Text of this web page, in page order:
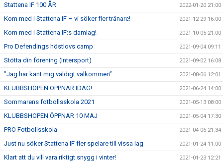
Stattena IF 100 ÅR 2022-01-20 21:00
Kom med i Stattena IF – vi söker fler tränare! 2021-12-29 16:00
Kom med i Stattena IF:s damlag! 2021-10-05 21:00
Pro Defendings höstlovs camp 2021-09-04 09:11
Stötta din förening (Intersport) 2021-09-02 16:08
”Jag har känt mig väldigt välkommen” 2021-08-06 12:01
KLUBBSHOPEN ÖPPNAR IDAG! 2021-06-24 14:00
Sommarens fotbollsskola 2021 2021-05-13 08:00
KLUBBSHOPEN ÖPPNAR 10 MAJ 2021-05-04 17:30
PRO Fotbollsskola 2021-04-06 21:34
Just nu söker Stattena IF fler spelare till vissa lag 2021-01-24 11:00
Klart att du vill vara riktigt snygg i vinter! 2021-01-23 12:21